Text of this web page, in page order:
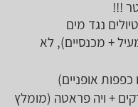
נגד מים
+ מכנסיים), לא
אופניים)
+ ויה פראטה (מומלץ